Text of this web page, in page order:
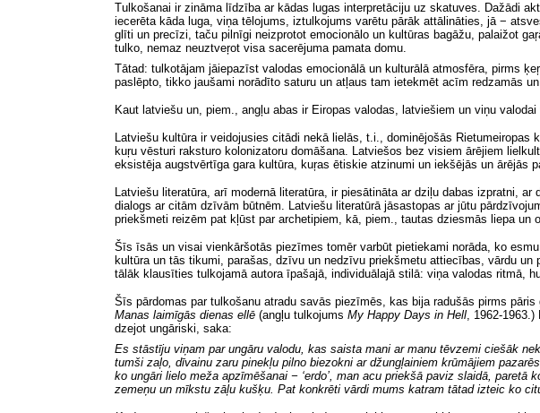
Tulkošanai ir zināma līdzība ar kādas lugas interpretāciju uz skatuves. Dažādi
iecerēta kāda luga, viņa tēlojums, iztulkojums varētu pārāk attālināties, jā −
glīti un precīzi, taču pilnīgi neizprotot emocionālo un kultūras bagāžu, palaižot
tulko, nemaz neuztveŗot visa sacerējuma pamata domu.
Tātad: tulkotājam jāiepazīst valodas emocionālā un kulturālā atmosfēra, pirms
paslēpto, tikko jaušami norādīto saturu un atļaus tam ietekmēt acīm redzamās
Kaut latviešu un, piem., angļu abas ir Eiropas valodas, latviešiem un viņu
Latviešu kultūra ir veidojusies citādi nekā lielās, t.i., dominējošās
kuŗu vēsturi raksturo kolonizatoru domāšana. Latviešos bez visiem ārējiem
eksistēja augstvērtīga gara kultūra, kuŗas ētiskie atzinumi un iekšējās un
Latviešu literatūra, arī modernā literatūra, ir piesātināta ar dziļu dabas izpratni,
dialogs ar citām dzīvām būtnēm. Latviešu literatūrā jāsastopas ar jūtu
priekšmeti reizēm pat kļūst par archetipiem, kā, piem., tautas dziesmās liepa
Šīs īsās un visai vienkāršotās piezīmes tomēr varbūt pietiekami norāda, ko
kultūra un tās tikumi, parašas, dzīvu un nedzīvu priekšmetu attiecības, vārdu
tālāk klausīties tulkojamā autora īpašajā, individuālajā stilā: viņa valodas ritmā,
Šīs pārdomas par tulkošanu atradu savās piezīmēs, kas bija radušās pirms
Manas laimīgās dienas ellē (angļu tulkojums My Happy Days in Hell, 1962-
dzejot ungāriski, saka:
Es stāstīju viņam par ungāru valodu, kas saista mani ar manu tēvzemi ciešāk
tumši zaļo, dīvainu zaru pinekļu pilno biezokni ar džungļainiem krūmājiem
ko ungāri lielo meža apzīmēšanai − ‘erdo’, man acu priekšā paviz slaidā,
zemeņu un mīkstu zāļu kušķu. Pat konkrēti vārdi mums katram tātad izteic ko